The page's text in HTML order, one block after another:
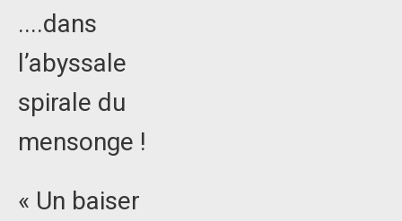
....dans
l’abyssale
spirale du
mensonge !
« Un baiser